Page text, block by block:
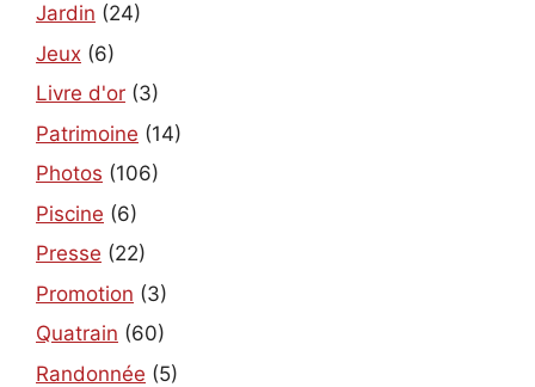
Jardin (24)
Jeux (6)
Livre d'or (3)
Patrimoine (14)
Photos (106)
Piscine (6)
Presse (22)
Promotion (3)
Quatrain (60)
Randonnée (5)